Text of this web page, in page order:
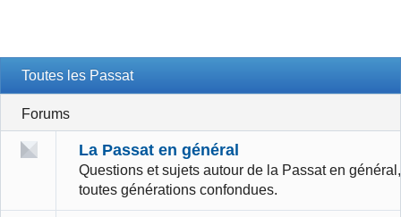
Toutes les Passat
Forums
La Passat en général
Questions et sujets autour de la Passat en général,
toutes générations confondues.